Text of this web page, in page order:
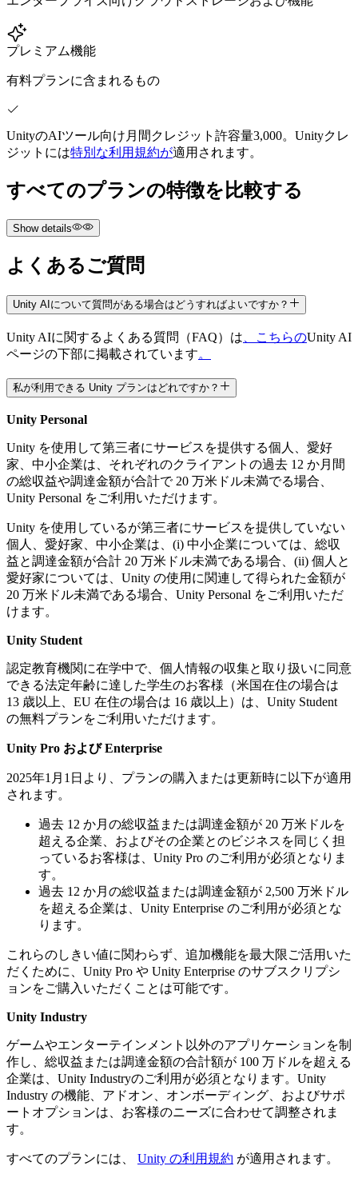
プレミアム機能
有料プランに含まれるもの
UnityのAIツール向け月間クレジット許容量3,000。Unityクレ
ジットには特別な利用規約が適用されます。
すべてのプランの特徴を比較する
Show details
$2,310.00
カスタム価格
カスタム価格
作成
Unityエンジン
Unity AI
月額サブスクリプションが必要です
Unity AI Gateway
月額サブスクリプションが必要です
Unity AI クレジット
月額サブスクリプションが必要です
3,000/月
よくあるご質問
Unity AIについて質問がある場合はどうすればよいですか？
Unity AIに関するよくある質問（FAQ）は 、こちらのUnity AI
ページの下部に掲載されています。
私が利用できる Unity プランはどれですか？
Unity Personal
Unity を使用して第三者にサービスを提供する個人、愛好
家、中小企業は、それぞれのクライアントの過去 12 か月間
の総収益や調達金額が合計で 20 万米ドル未満でる場合、
Unity Personal をご利用いただけます。
Unity を使用しているが第三者にサービスを提供していない
個人、愛好家、中小企業は、(i) 中小企業については、総収
益と調達金額が合計 20 万米ドル未満である場合、(ii) 個人と
愛好家については、Unity の使用に関連して得られた金額が
20 万米ドル未満である場合、Unity Personal をご利用いただ
けます。
Unity Student
認定教育機関に在学中で、個人情報の収集と取り扱いに同意
できる法定年齢に達した学生のお客様（米国在住の場合は
13 歳以上、EU 在住の場合は 16 歳以上）は、Unity Student
の無料プランをご利用いただけます。
Unity Pro および Enterprise
2025年1月1日より、プランの購入または更新時に以下が適用
されます。
過去 12 か月の総収益または調達金額が 20 万米ドルを
超える企業、およびその企業とのビジネスを同じく担
っているお客様は、Unity Pro のご利用が必須となりま
す。
過去 12 か月の総収益または調達金額が 2,500 万米ドル
を超える企業は、Unity Enterprise のご利用が必須とな
ります。
これらのしきい値に関わらず、追加機能を最大限ご活用いた
だくために、Unity Pro や Unity Enterprise のサブスクリプシ
ョンをご購入いただくことは可能です。
Unity Industry
ゲームやエンターテインメント以外のアプリケーションを制
作し、総収益または調達金額の合計額が 100 万ドルを超える
企業は、Unity Industryのご利用が必須となります。Unity
Industry の機能、アドオン、オンボーディング、およびサポ
ートオプションは、お客様のニーズに合わせて調整されま
す。
すべてのプランには、 Unity の利用規約 が適用されます。